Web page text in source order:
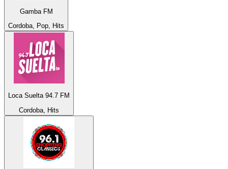
Gamba FM
Cordoba, Pop, Hits
Loca Suelta 94.7 FM
Cordoba, Hits